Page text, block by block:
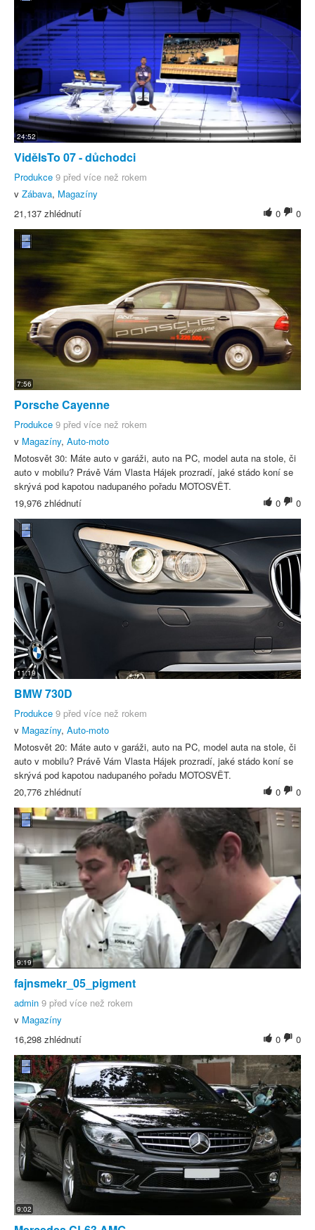
24:52
VidělsTo 07 - důchodci
Produkce 9 před více než rokem
v Zábava, Magazíny
0
0
21,137 zhlédnutí
7:56
Porsche Cayenne
Produkce 9 před více než rokem
v Magazíny, Auto-moto
Motosvět 30: Máte auto v garáži, auto na PC, model auta na stole, či
auto v mobilu? Právě Vám Vlasta Hájek prozradí, jaké stádo koní se
skrývá pod kapotou nadupaného pořadu MOTOSVĚT.
0
0
19,976 zhlédnutí
11:19
BMW 730D
Produkce 9 před více než rokem
v Magazíny, Auto-moto
Motosvět 20: Máte auto v garáži, auto na PC, model auta na stole, či
auto v mobilu? Právě Vám Vlasta Hájek prozradí, jaké stádo koní se
skrývá pod kapotou nadupaného pořadu MOTOSVĚT.
0
0
20,776 zhlédnutí
9:19
fajnsmekr_05_pigment
admin 9 před více než rokem
v Magazíny
0
0
16,298 zhlédnutí
9:02